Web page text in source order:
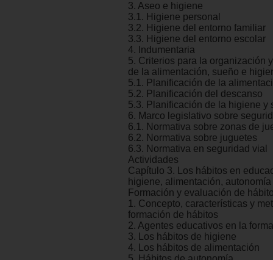
3. Aseo e higiene
3.1. Higiene personal
3.2. Higiene del entorno familiar
3.3. Higiene del entorno escolar
4. Indumentaria
5. Criterios para la organización
de la alimentación, sueño e
5.1. Planificación de la
5.2. Planificación del descanso
5.3. Planificación de la higiene y
6. Marco legislativo sobre
6.1. Normativa sobre zonas de
6.2. Normativa sobre juguetes
6.3. Normativa en seguridad vial
Actividades
Capítulo 3. Los hábitos en
higiene, alimentación,
Formación y evaluación de
1. Concepto, características y
formación de hábitos
2. Agentes educativos en la
3. Los hábitos de higiene
4. Los hábitos de alimentación